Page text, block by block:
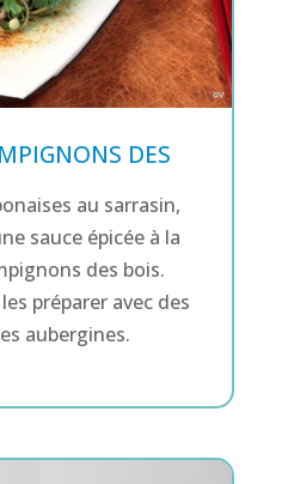
DES
au sarrasin,
sauce épicée à la
des bois.
préparer avec des
aubergines.